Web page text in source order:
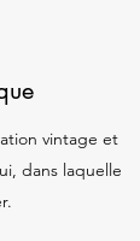
vintage et
dans laquelle